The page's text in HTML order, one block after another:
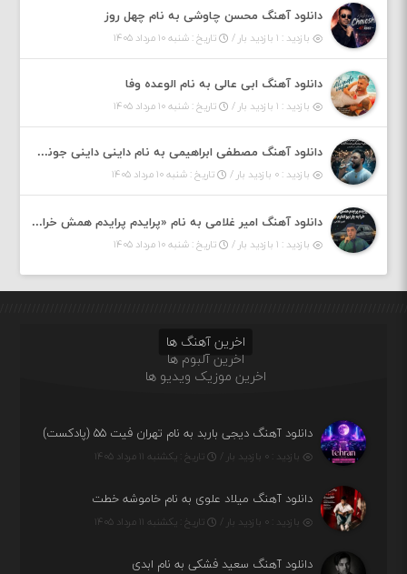
دانلود آهنگ محسن چاوشی به نام چهل روز
بازدید : ۱ بازدید بار / تاریخ : شنبه ۱۰ مرداد ۱۴۰۵
دانلود آهنگ ابی عالی به نام الوعده وفا
بازدید : ۱ بازدید بار / تاریخ : شنبه ۱۰ مرداد ۱۴۰۵
دانلود آهنگ مصطفی ابراهیمی به نام داینی داینی جونم قربون پنج تیر پرونم
بازدید : ۰ بازدید بار / تاریخ : شنبه ۱۰ مرداد ۱۴۰۵
دانلود آهنگ امیر غلامی به نام «پرایدم پرایدم همش خرابه یار نیو کنارم دیگه پولی نداروم (ریمیکس اینستاگرام)»
بازدید : ۱ بازدید بار / تاریخ : شنبه ۱۰ مرداد ۱۴۰۵
اخرین آهنگ ها
اخرین آلبوم ها
اخرین موزیک ویدیو ها
دانلود آهنگ دیجی باربد به نام تهران فیت ۵۵ (پادکست)
بازدید : ۰ بازدید بار / تاریخ : یکشنبه ۱۱ مرداد ۱۴۰۵
دانلود آهنگ میلاد علوی به نام خاموشه خطت
بازدید : ۰ بازدید بار / تاریخ : یکشنبه ۱۱ مرداد ۱۴۰۵
دانلود آهنگ سعید فشکی به نام ابدی